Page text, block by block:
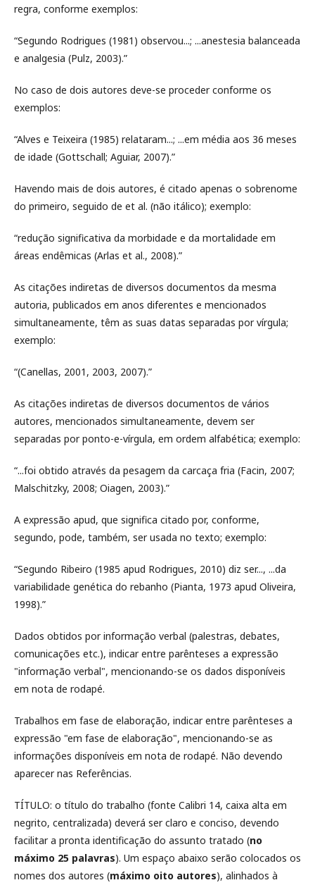
regra, conforme exemplos:
“Segundo Rodrigues (1981) observou...; ...anestesia balanceada
e analgesia (Pulz, 2003).”
No caso de dois autores deve-se proceder conforme os
exemplos:
“Alves e Teixeira (1985) relataram...; ...em média aos 36 meses
de idade (Gottschall; Aguiar, 2007).”
Havendo mais de dois autores, é citado apenas o sobrenome
do primeiro, seguido de et al. (não itálico); exemplo:
“redução significativa da morbidade e da mortalidade em
áreas endêmicas (Arlas et al., 2008).”
As citações indiretas de diversos documentos da mesma
autoria, publicados em anos diferentes e mencionados
simultaneamente, têm as suas datas separadas por vírgula;
exemplo:
“(Canellas, 2001, 2003, 2007).”
As citações indiretas de diversos documentos de vários
autores, mencionados simultaneamente, devem ser
separadas por ponto-e-vírgula, em ordem alfabética; exemplo:
“...foi obtido através da pesagem da carcaça fria (Facin, 2007;
Malschitzky, 2008; Oiagen, 2003).”
A expressão apud, que significa citado por, conforme,
segundo, pode, também, ser usada no texto; exemplo:
“Segundo Ribeiro (1985 apud Rodrigues, 2010) diz ser..., ...da
variabilidade genética do rebanho (Pianta, 1973 apud Oliveira,
1998).”
Dados obtidos por informação verbal (palestras, debates,
comunicações etc.), indicar entre parênteses a expressão
"informação verbal", mencionando-se os dados disponíveis
em nota de rodapé.
Trabalhos em fase de elaboração, indicar entre parênteses a
expressão "em fase de elaboração", mencionando-se as
informações disponíveis em nota de rodapé. Não devendo
aparecer nas Referências.
TÍTULO: o título do trabalho (fonte Calibri 14, caixa alta em
negrito, centralizada) deverá ser claro e conciso, devendo
facilitar a pronta identificação do assunto tratado (no
máximo 25 palavras). Um espaço abaixo serão colocados os
nomes dos autores (máximo oito autores), alinhados à